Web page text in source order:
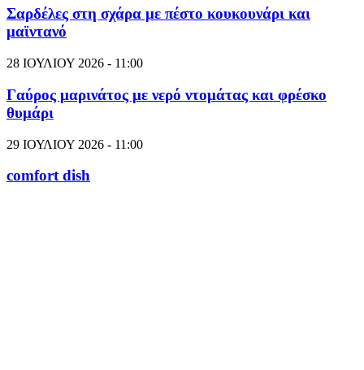
Σαρδέλες στη σχάρα με πέστο κουκουνάρι και
μαϊντανό
28 ΙΟΥΛΙΟΥ 2026 - 11:00
Γαύρος μαρινάτος με νερό ντομάτας και φρέσκο
θυμάρι
29 ΙΟΥΛΙΟΥ 2026 - 11:00
comfort dish